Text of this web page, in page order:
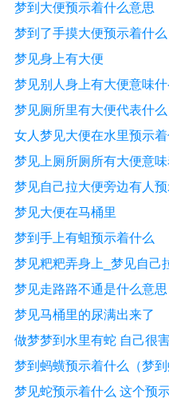
梦到大便预示着什么意思
梦到了手摸大便预示着什么
梦见身上有大便
梦见别人身上有大便意味什
梦见厕所里有大便代表什么
女人梦见大便在水里预示着
梦见上厕所厕所有大便意味
梦见自己拉大便旁边有人
梦见大便在马桶里
梦到手上有蛆预示着什么
梦见马桶里的尿满出来了
做梦梦到水里有蛇 自己很
梦到蚂蟥预示着什么（梦到
梦见蛇预示着什么 这个预